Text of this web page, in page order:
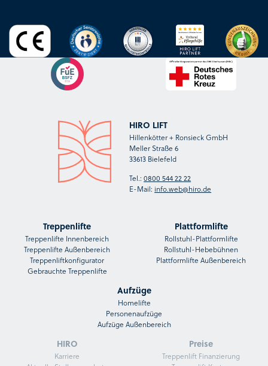
HIRO LIFT
Hillenkötter + Ronsieck GmbH
Meller Straße 6
33613 Bielefeld
Tel.:0800 544 22 22
E-Mail: info.web@hiro.de
Treppenlifte
Treppenlifte Innenbereich
Treppenlifte Außenbereich
Treppenliftkonfigurator
Gebrauchte Treppenlifte
Plattformlifte
Rollstuhl-Plattformlifte
Rollstuhl-Hebebühnen
Plattformlifte Außenbereich
Aufzüge
Homelifte
Personenaufzüge
Aufzüge Außenbereich
HIRO
Karriere
Preise
Treppenlift Finanzierung